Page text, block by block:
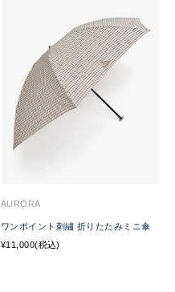
AURORA
ワンポイント刺繡 折りたたみミニ傘
¥11,000(税込)